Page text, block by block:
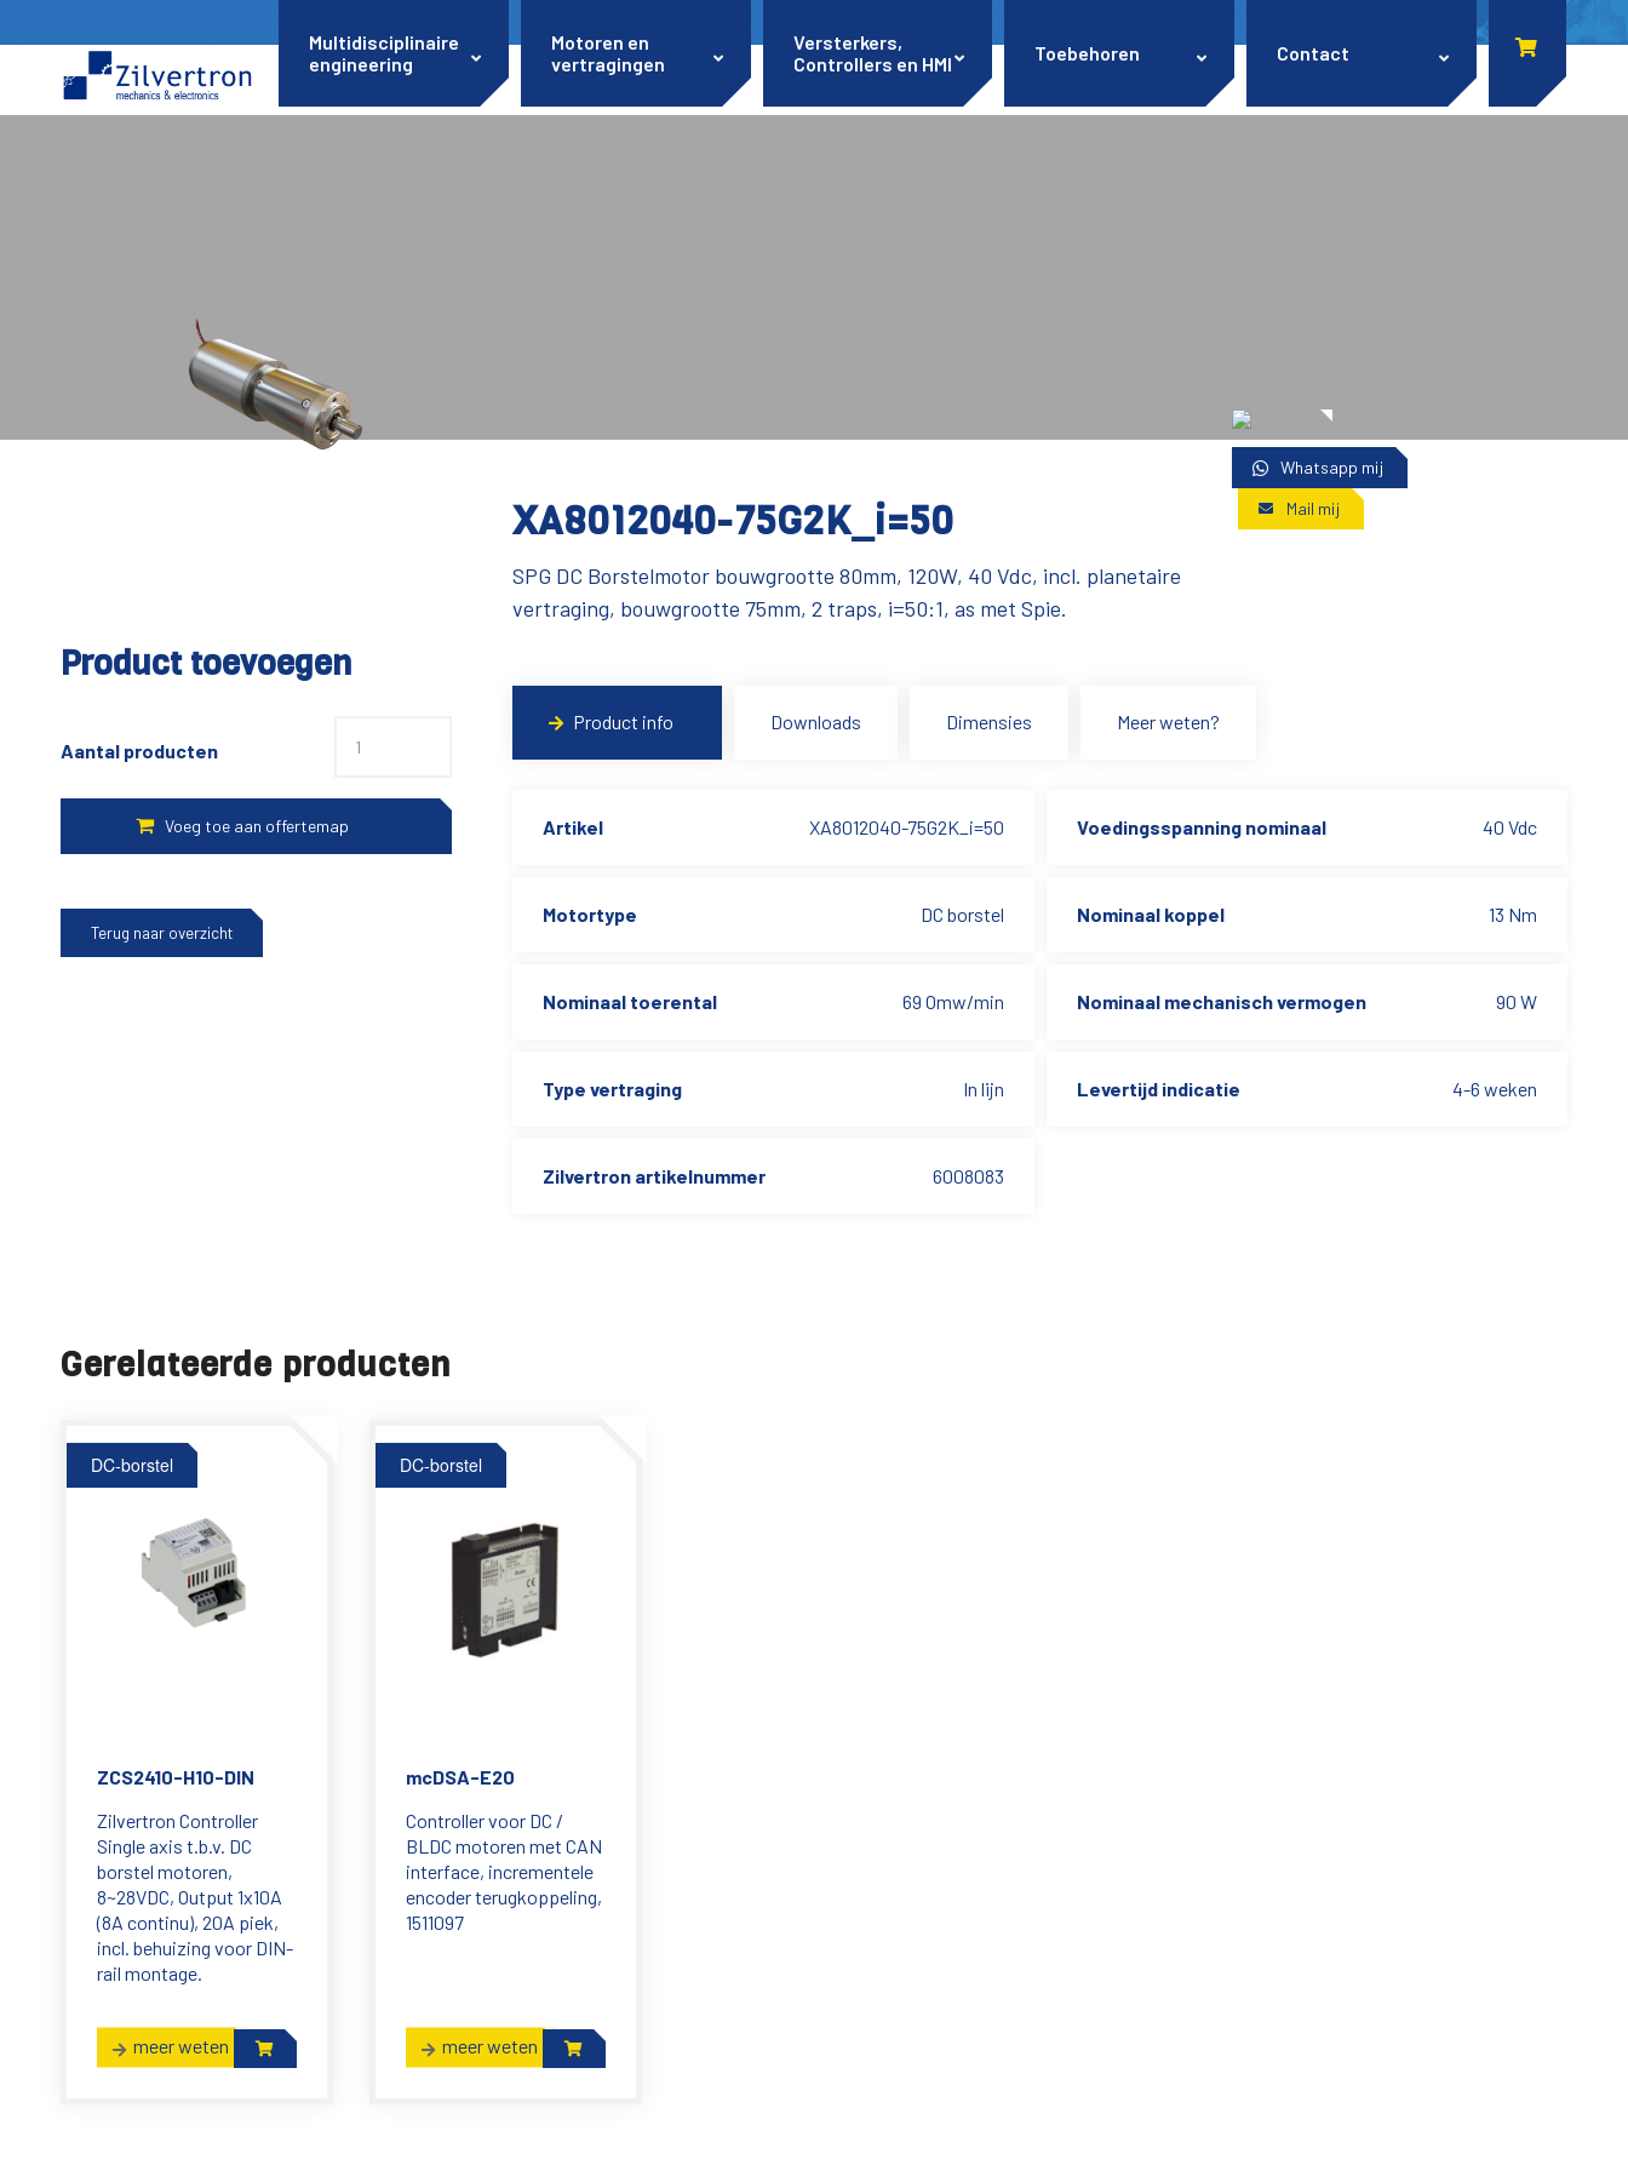
Multidisciplinaire
engineering
Motoren en
vertragingen
Versterkers,
Controllers en HMI
Toebehoren Contact
Whatsapp mij
Mail mij
Product toevoegen
Aantal producten
Terug naar overzicht
XA8012040-75G2K_i=50
SPG DC Borstelmotor bouwgrootte 80mm, 120W, 40 Vdc, incl. planetaire
vertraging, bouwgrootte 75mm, 2 traps, i=50:1, as met Spie.
Product info Downloads Dimensies Meer weten?
Artikel XA8012040-75G2K_i=50 Voedingsspanning nominaal 40 Vdc
Motortype DC borstel Nominaal koppel 13 Nm
Nominaal toerental 69 Omw/min Nominaal mechanisch vermogen 90 W
Type vertraging In lijn Levertijd indicatie 4-6 weken
Zilvertron artikelnummer 6008083
Gerelateerde producten
DC-borstel
ZCS2410-H10-DIN
Zilvertron Controller
Single axis t.b.v. DC
borstel motoren,
8~28VDC, Output 1x10A
(8A continu), 20A piek,
incl. behuizing voor DIN-
rail montage.
meer weten
DC-borstel
mcDSA-E20
Controller voor DC /
BLDC motoren met CAN
interface, incrementele
encoder terugkoppeling,
1511097
meer weten